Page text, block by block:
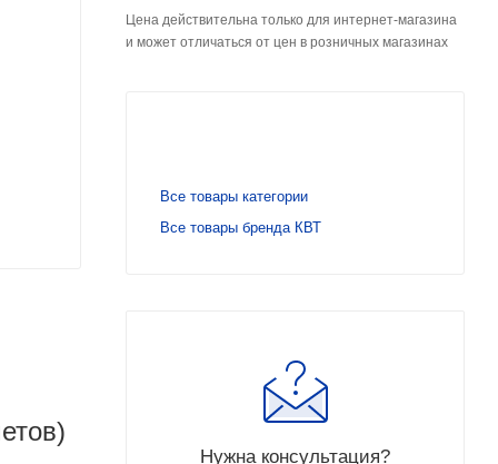
Цена действительна только для интернет-магазина
и может отличаться от цен в розничных магазинах
Все товары категории
Все товары бренда КВТ
Нужна консультация?